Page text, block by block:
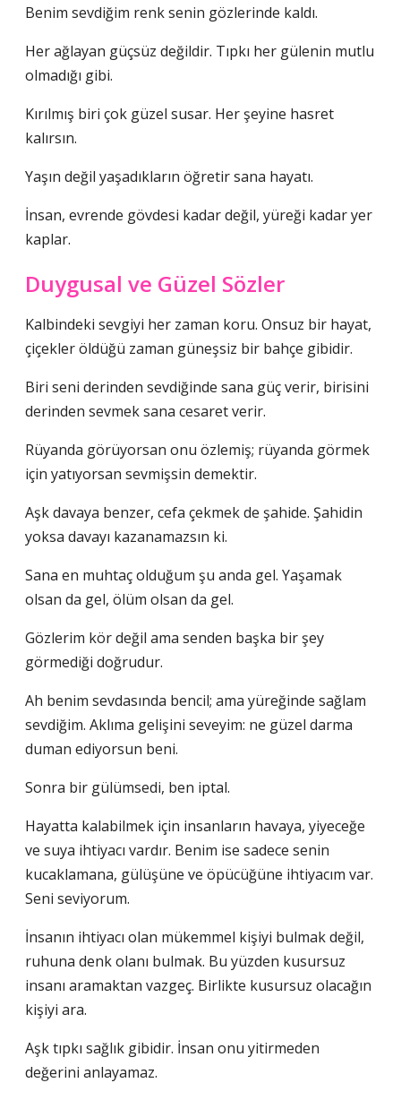
Benim sevdiğim renk senin gözlerinde kaldı.
Her ağlayan güçsüz değildir. Tıpkı her gülenin mutlu
olmadığı gibi.
Kırılmış biri çok güzel susar. Her şeyine hasret
kalırsın.
Yaşın değil yaşadıkların öğretir sana hayatı.
İnsan, evrende gövdesi kadar değil, yüreği kadar yer
kaplar.
Duygusal ve Güzel Sözler
Kalbindeki sevgiyi her zaman koru. Onsuz bir hayat,
çiçekler öldüğü zaman güneşsiz bir bahçe gibidir.
Biri seni derinden sevdiğinde sana güç verir, birisini
derinden sevmek sana cesaret verir.
Rüyanda görüyorsan onu özlemiş; rüyanda görmek
için yatıyorsan sevmişsin demektir.
Aşk davaya benzer, cefa çekmek de şahide. Şahidin
yoksa davayı kazanamazsın ki.
Sana en muhtaç olduğum şu anda gel. Yaşamak
olsan da gel, ölüm olsan da gel.
Gözlerim kör değil ama senden başka bir şey
görmediği doğrudur.
Ah benim sevdasında bencil; ama yüreğinde sağlam
sevdiğim. Aklıma gelişini seveyim: ne güzel darma
duman ediyorsun beni.
Sonra bir gülümsedi, ben iptal.
Hayatta kalabilmek için insanların havaya, yiyeceğe
ve suya ihtiyacı vardır. Benim ise sadece senin
kucaklamana, gülüşüne ve öpücüğüne ihtiyacım var.
Seni seviyorum.
İnsanın ihtiyacı olan mükemmel kişiyi bulmak değil,
ruhuna denk olanı bulmak. Bu yüzden kusursuz
insanı aramaktan vazgeç. Birlikte kusursuz olacağın
kişiyi ara.
Aşk tıpkı sağlık gibidir. İnsan onu yitirmeden
değerini anlayamaz.